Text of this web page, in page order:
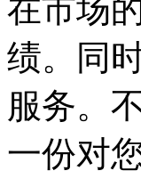
在市场
绩。同
服务。
一份对